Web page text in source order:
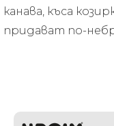
канава, къса
придават по-